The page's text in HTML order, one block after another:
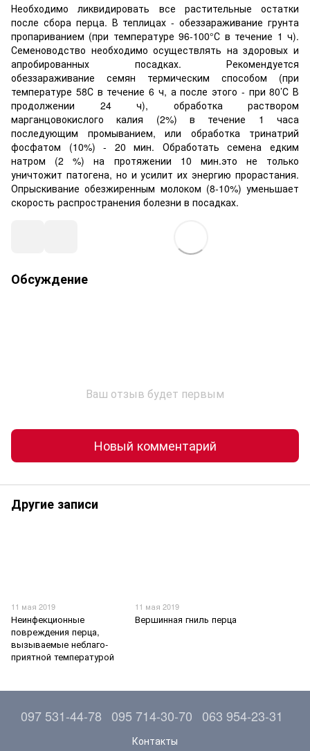
Необходимо ликвидировать все растительные остатки
после сбора перца. В теплицах - обеззараживание грунта
пропариванием (при температуре 96-100°С в течение 1 ч).
Семеноводство необходимо осуществлять на здоровых и
апробированных посадках. Рекомендуется
обеззараживание семян термическим способом (при
температуре 58С в течение 6 ч, а после этого - при 80’С В
продолжении 24 ч), обработка раствором
марганцовокислого калия (2%) в течение 1 часа
последующим промыванием, или обработка тринатрий
фосфатом (10%) - 20 мин. Обработать семена едким
натром (2 %) на протяжении 10 мин.это не только
уничтожит патогена, но и усилит их энергию прорастания.
Опрыскивание обезжиренным молоком (8-10%) уменьшает
скорость распространения болезни в посадках.
Обсуждение
Ваш отзыв будет первым
Новый комментарий
Другие записи
11 мая 2019
Неинфекционные
повреждения перца,
вызываемые неблаго­
приятной температурой
11 мая 2019
Вершинная гниль перца
097 531-44-78 095 714-30-70 063 954-23-31
Контакты